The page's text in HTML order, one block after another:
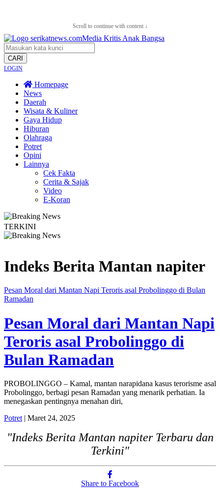
Scroll to continue with content ↓
CARI
LOGIN
Homepage
News
Daerah
Wisata & Kuliner
Gaya Hidup
Hiburan
Olahraga
Potret
Opini
Lainnya
Cek Fakta
Cerita & Sajak
Video
E-Koran
TERKINI
Indeks Berita Mantan napiter
Pesan Moral dari Mantan Napi Teroris asal Probolinggo di Bulan
Ramadan
Pesan Moral dari Mantan Napi
Teroris asal Probolinggo di
Bulan Ramadan
PROBOLINGGO – Kamal, mantan narapidana kasus terorisme asal
Probolinggo, berbagi pesan Ramadan yang menarik perhatian. Ia
menegaskan pentingnya menahan diri,
Potret | Maret 24, 2025
"Indeks Berita Mantan napiter Terbaru dan
Terkini"
Share to Facebook